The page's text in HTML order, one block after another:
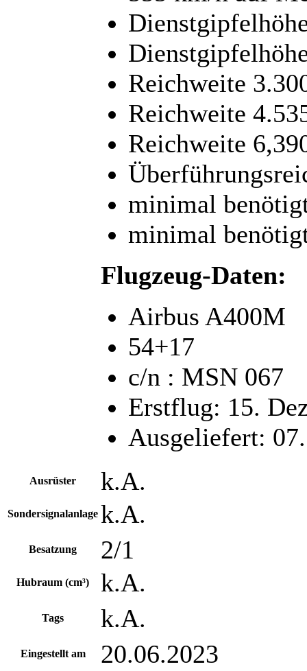
Reichweite
Reichweite
Reichweite
minimal
minimal
Flugzeug-Daten:
Airbus A400M
54+17
c/n : MSN 067
Erstflug: 15.
Ausgeliefert:
Ausrüster k.A.
Sondersignalanlage k.A.
Besatzung 2/1
Hubraum (cm³) k.A.
Tags k.A.
Eingestellt am 20.06.2023